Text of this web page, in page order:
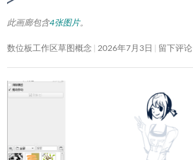
此画廊包含4张图片。
数位板工作区草图概念 2026年7月3日 留下评论